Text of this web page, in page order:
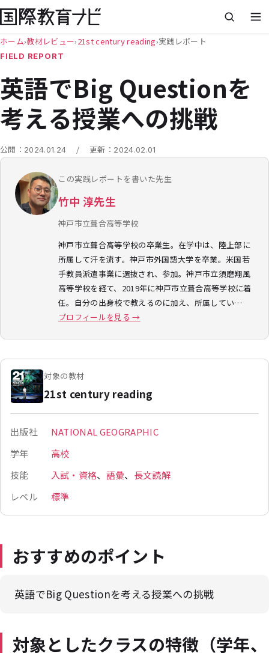
ホーム›教材レビュー›21st century reading›実践レポート
FIELD REPORT
英語でBig Questionを
考える授業への挑戦
公開： 2024.01.24 / 更新： 2024.02.01
この実践レポートを書いた先生
竹中 淳先生
神戸市立葺合高等学校
神戸市立葺合高等学校の卒業生。在学中は、陸上部に
所属して汗を流す。神戸市外国語大学を卒業。米国若
手教員派遣事業に選抜され、参加。神戸市立須磨翔風
高等学校を経て、2019年に神戸市立葺合高等学校に着
任。自分の出身校で教えるのに加え、所属してい…
プロフィールを見る →
対象の教材
21st century reading
出版社
NATIONAL GEOGRAPHIC
学年
高校
技能
入試・資格、 語彙、 長文読解
レベル
標準
おすすめのポイント
英語でBig Questionを考える授業への挑戦
対象としたクラスの特徴（学年、